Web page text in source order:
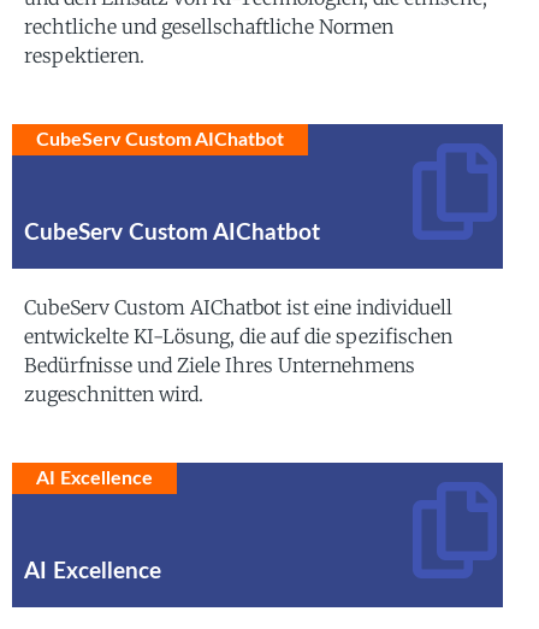
rechtliche und gesellschaftliche Normen
respektieren.
CubeServ Custom AIChatbot
CubeServ Custom AIChatbot
CubeServ Custom AIChatbot ist eine individuell
entwickelte KI-Lösung, die auf die spezifischen
Bedürfnisse und Ziele Ihres Unternehmens
zugeschnitten wird.
AI Excellence
AI Excellence